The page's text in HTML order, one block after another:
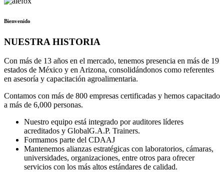
Bienvenido
NUESTRA HISTORIA
Con más de 13 años en el mercado, tenemos presencia en más de 19
estados de México y en Arizona, consolidándonos como referentes
en asesoría y capacitación agroalimentaria.
Contamos con más de 800 empresas certificadas y hemos capacitado
a más de 6,000 personas.
Nuestro equipo está integrado por auditores líderes
acreditados y GlobalG.A.P. Trainers.
Formamos parte del CDAAJ
Mantenemos alianzas estratégicas con laboratorios, cámaras,
universidades, organizaciones, entre otros para ofrecer
servicios con los más altos estándares de calidad.